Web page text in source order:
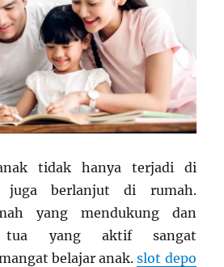
tidak hanya terjadi di
juga berlanjut di rumah.
yang mendukung dan
tua yang aktif sangat
belajar anak.slot depo